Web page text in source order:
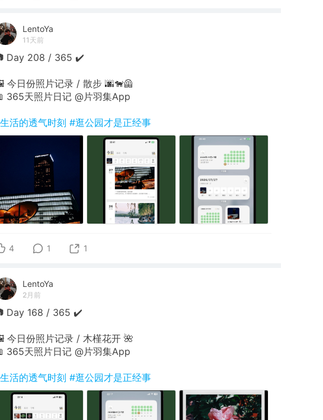
LentoYa
11天前
Day 208 / 365 ✔️
今日份照片记录 / 散步 🌆🐕‍🦺
365天照片日记 @片羽集App
活的透气时刻 #逛公园才是正经事
4 1 1
LentoYa
2月前
Day 168 / 365 ✔️
今日份照片记录 / 木槿花开 🌺
365天照片日记 @片羽集App
活的透气时刻 #逛公园才是正经事